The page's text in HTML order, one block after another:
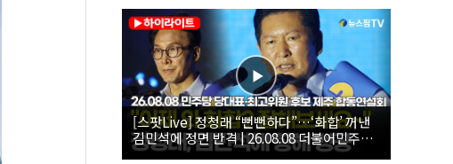
[스팟Live] 정청래 “뻔뻔하다”…‘화합’ 꺼낸
김민석에 정면 반격 | 26.08.08 더불어민주당
당대표·최고위원 후보 제주 합동연설회